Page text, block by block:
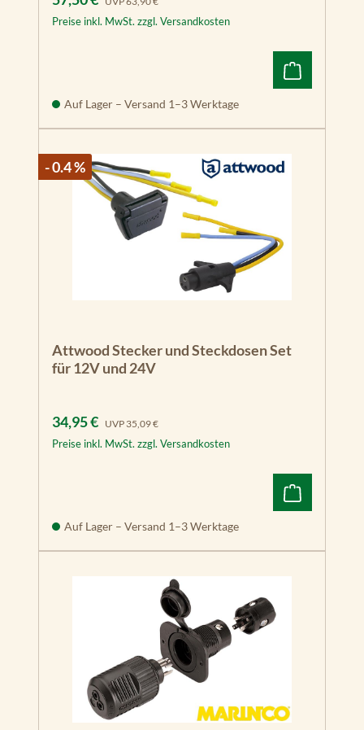
Preise inkl. MwSt. zzgl. Versandkosten
Auf Lager – Versand 1–3 Werktage
- 0.4 %
Attwood Stecker und Steckdosen Set
für 12V und 24V
Verkaufspreis:
34,95 € UVP 35,09 €
Preise inkl. MwSt. zzgl. Versandkosten
Auf Lager – Versand 1–3 Werktage